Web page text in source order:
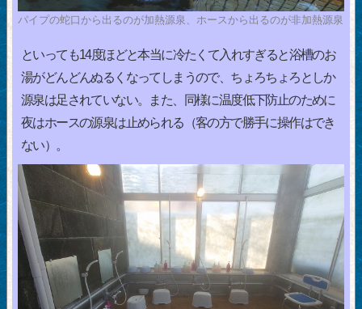
パイプの蛇口から出るのが加熱源泉、ホースから出るのが非加熱源泉
といっても14度ほどと本当に冷たくて入れすぎると浴槽のお
湯がどんどんぬるくなってしまうので、ちょろちょろとしか
源泉は足されていない。また、同様に温度低下防止のために
夜はホースの源泉は止められる（客の方で勝手に操作はでき
ない）。